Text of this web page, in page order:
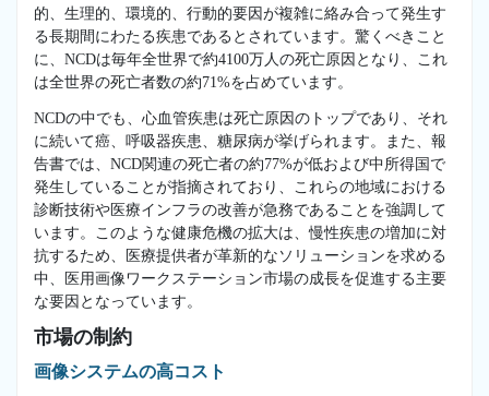
的、生理的、環境的、行動的要因が複雑に絡み合って発生す
る長期間にわたる疾患であるとされています。驚くべきこと
に、NCDは毎年全世界で約4100万人の死亡原因となり、これ
は全世界の死亡者数の約71%を占めています。
NCDの中でも、心血管疾患は死亡原因のトップであり、それ
に続いて癌、呼吸器疾患、糖尿病が挙げられます。また、報
告書では、NCD関連の死亡者の約77%が低および中所得国で
発生していることが指摘されており、これらの地域における
診断技術や医療インフラの改善が急務であることを強調して
います。このような健康危機の拡大は、慢性疾患の増加に対
抗するため、医療提供者が革新的なソリューションを求める
中、医用画像ワークステーション市場の成長を促進する主要
な要因となっています。
市場の制約
画像システムの高コスト